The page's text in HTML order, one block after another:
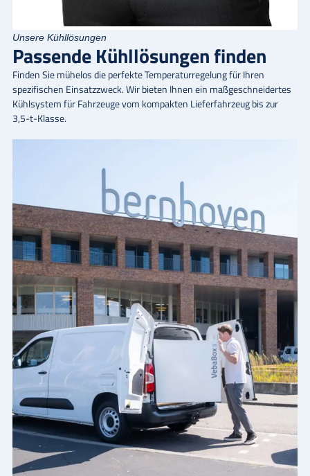
Unsere Kühllösungen
Passende Kühllösungen finden
Finden Sie mühelos die perfekte Temperaturregelung für Ihren
spezifischen Einsatzzweck. Wir bieten Ihnen ein maßgeschneidertes
Kühlsystem für Fahrzeuge vom kompakten Lieferfahrzeug bis zur
3,5-t-Klasse.